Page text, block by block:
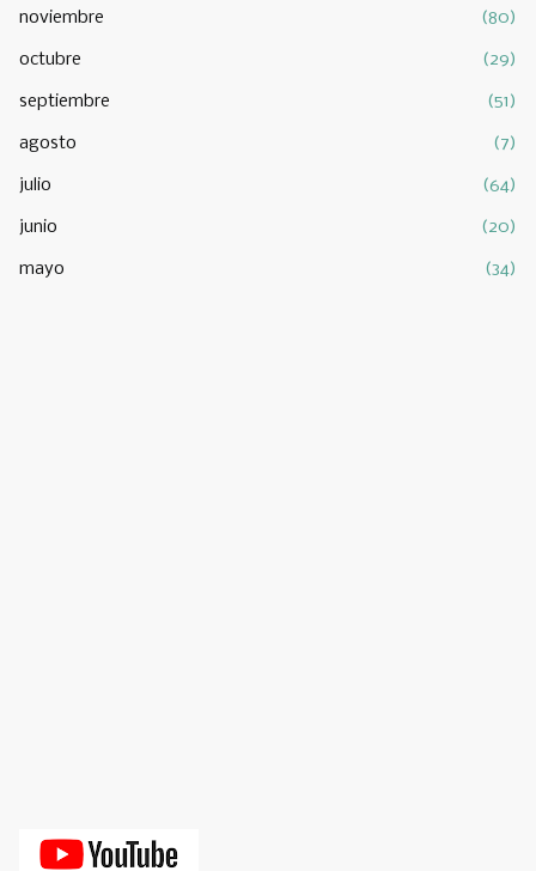
noviembre (80)
octubre (29)
septiembre (51)
agosto (7)
julio (64)
junio (20)
mayo (34)